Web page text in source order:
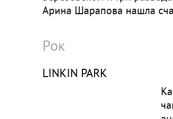
Арина Шарапова нашла
Рок
LINKIN PARK